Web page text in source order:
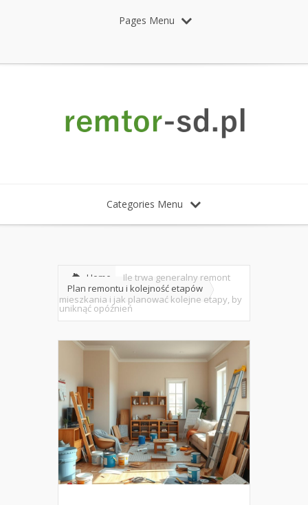
Pages Menu
Categories Menu
Home
Plan remontu i kolejność etapów
Ile trwa generalny remont
mieszkania i jak planować kolejne etapy, by
uniknąć opóźnień